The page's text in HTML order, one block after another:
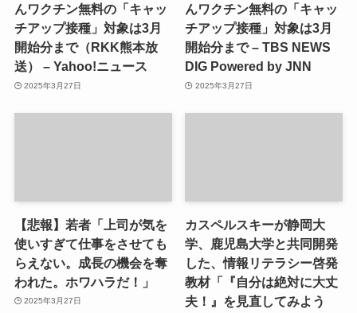
んワクチン無料の「キャッ
チアップ接種」対象は3月
開始分まで（RKK熊本放
送） – Yahoo!ニュース
2025年3月27日
んワクチン無料の「キャッ
チアップ接種」対象は3月
開始分まで – TBS NEWS
DIG Powered by JNN
2025年3月27日
【悲報】若者「上司が気を
使いすぎて仕事をさせても
らえない。成長の機会を奪
われた。ホワハラだ！」
2025年3月27日
カスペルスキーが静岡大
学、鹿児島大学と共同開発
した、情報リテラシー啓発
教材「『自分は絶対に大丈
夫！』を見直してみよう